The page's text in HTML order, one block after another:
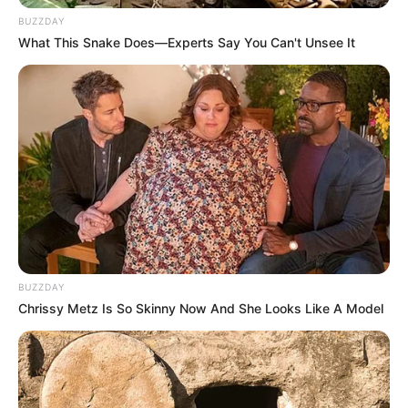
Mute
Hasilnya, sajian sushi buatan Yohei terbukti sangat popular. Setiap
harinya ada kerumuman orang yang datang dan pergi melewati
sungai Sumida untuk menikmati sushi buatan Yohei. Sushi
tersebut kemudian dikenal dengan nama Nigiri
2. Wasabi dimakan bersama sushi untuk membunuh
bakteri dan parasit pada ikan
BUZZDAY
What This Snake Does—Experts Say You Can't Unsee It
BUZZDAY
Chrissy Metz Is So Skinny Now And She Looks Like A Model